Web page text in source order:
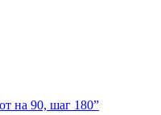
на 90, шаг 180”